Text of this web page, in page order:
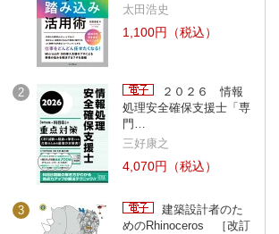
太田浩史
1,100円（税込）
2
２０２６ 情報
処理安全確保支援士「専
門…
三好康之
4,070円（税込）
3
建築設計者のた
めのRhinoceros ［改訂